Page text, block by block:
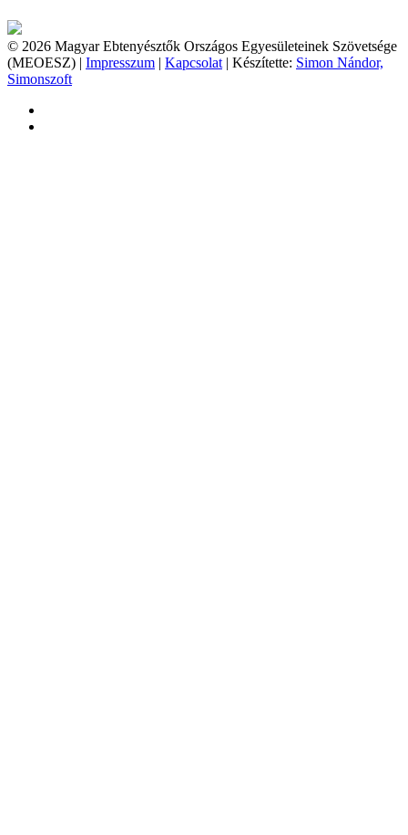
© 2026 Magyar Ebtenyésztők Országos Egyesületeinek Szövetsége
(MEOESZ) | Impresszum | Kapcsolat | Készítette: Simon Nándor,
Simonszoft